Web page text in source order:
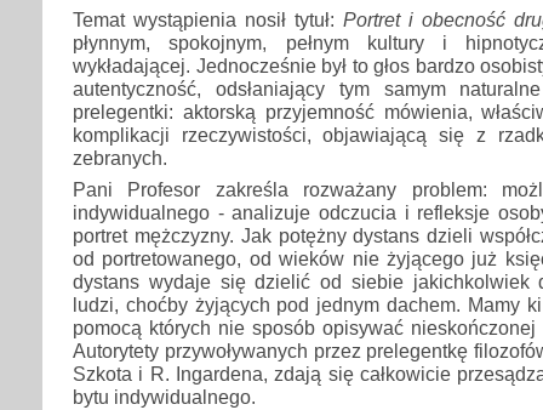
Temat wystąpienia nosił tytuł: Portret i obecność
płynnym, spokojnym, pełnym kultury i
wykładającej. Jednocześnie był to głos bardzo
autentyczność, odsłaniający tym samym
prelegentki: aktorską przyjemność mówienia,
komplikacji rzeczywistości, objawiającą się z
zebranych.
Pani Profesor zakreśla rozważany problem:
indywidualnego - analizuje odczucia i refleksje
portret mężczyzny. Jak potężny dystans dzieli
od portretowanego, od wieków nie żyjącego już
dystans wydaje się dzielić od siebie jakichkolwiek
ludzi, choćby żyjących pod jednym dachem. Mamy
pomocą których nie sposób opisywać
Autorytety przywoływanych przez prelegentkę
Szkota i R. Ingardena, zdają się całkowicie
bytu indywidualnego.